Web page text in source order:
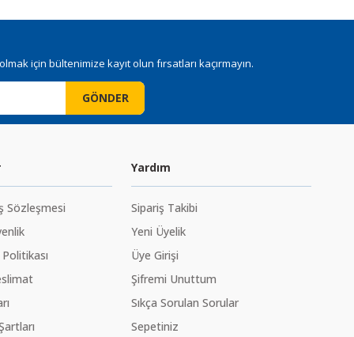
için bültenimize kayıt olun fırsatları kaçırmayın.
GÖNDER
Sözleşmesi
Yardım
Sipariş Takibi
Yeni Üyelik
Üye Girişi
Şifremi Unuttum
Sıkça Sorulan Sorular
Sepetiniz